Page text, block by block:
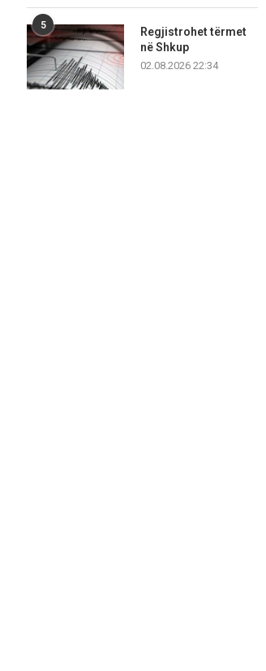
5
Regjistrohet tërmet
në Shkup
02.08.2026 22:34